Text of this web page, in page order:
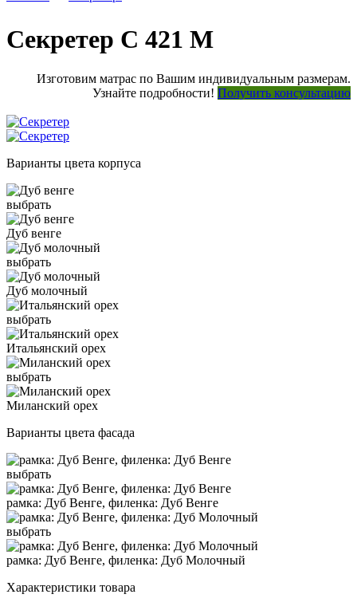
Секретер С 421 М
Изготовим матрас по Вашим индивидуальным размерам.
Узнайте подробности! Получить консультацию
Варианты цвета корпуса
выбрать
Дуб венге
выбрать
Дуб молочный
выбрать
Итальянский орех
выбрать
Миланский орех
Варианты цвета фасада
выбрать
рамка: Дуб Венге, филенка: Дуб Венге
выбрать
рамка: Дуб Венге, филенка: Дуб Молочный
Характеристики товара